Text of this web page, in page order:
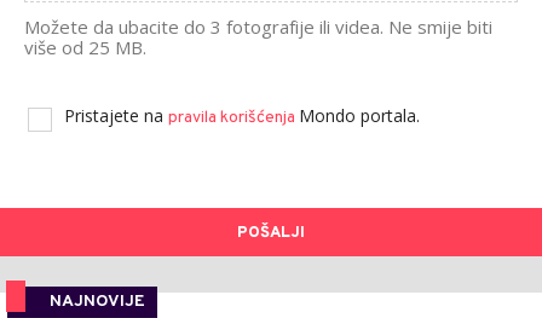
Možete da ubacite do 3 fotografije ili videa. Ne smije biti
više od 25 MB.
Pristajete na pravila korišćenja Mondo portala.
POŠALJI
NAJNOVIJE